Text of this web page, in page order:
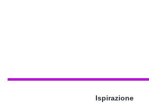
Ispirazione